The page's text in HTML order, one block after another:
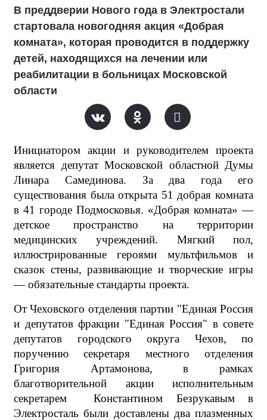
В преддверии Нового года в Электростали
стартовала новогодняя акция «Добрая
комната», которая проводится в поддержку
детей, находящихся на лечении или
реабилитации в больницах Московской
области
Инициатором акции и руководителем проекта
является депутат Московской областной Думы
Линара Самединова. За два года его
существования была открыта 51 добрая комната
в 41 городе Подмосковья. «Добрая комната» —
детское пространство на территории
медицинских учреждений. Мягкий пол,
иллюстрированные героями мультфильмов и
сказок стены, развивающие и творческие игры
— обязательные стандарты проекта.
От Чеховского отделения партии "Единая Россия
и депутатов фракции "Единая Россия" в совете
депутатов городского округа Чехов, по
поручению секретаря местного отделения
Григория Артамонова, в рамках
благотворительной акции исполнительным
секретарем Константином Безрукавым в
Электросталь были доставлены два плазменных